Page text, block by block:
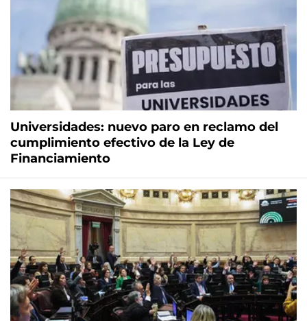
Universidades: nuevo paro en reclamo del
cumplimiento efectivo de la Ley de
Financiamiento